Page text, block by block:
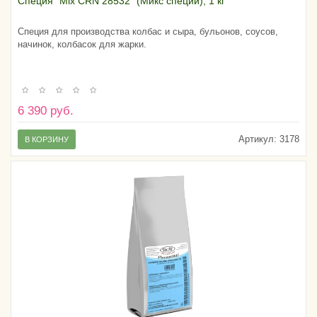
Специя для производства колбас и сыра, бульонов, соусов,
начинок, колбасок для жарки.
6 390 руб.
Артикул: 3178
В КОРЗИНУ